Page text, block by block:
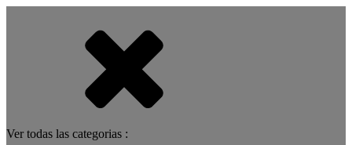
Ver todas las categorias :